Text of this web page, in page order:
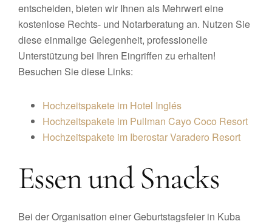
entscheiden, bieten wir Ihnen als Mehrwert eine
kostenlose Rechts- und Notarberatung an. Nutzen Sie
diese einmalige Gelegenheit, professionelle
Unterstützung bei Ihren Eingriffen zu erhalten!
Besuchen Sie diese Links:
Hochzeitspakete im Hotel Inglés
Hochzeitspakete im Pullman Cayo Coco Resort
Hochzeitspakete im Iberostar Varadero Resort
Essen und Snacks
Bei der Organisation einer Geburtstagsfeier in Kuba